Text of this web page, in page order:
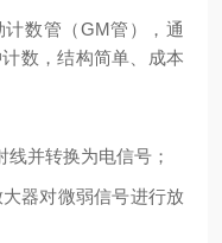
计数管（GM管），通
数，结构简单、成本
线并转换为电信号；
器对微弱信号进行放